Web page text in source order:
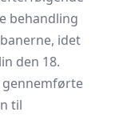
behandling
idet
den 18.
gennemførte
til